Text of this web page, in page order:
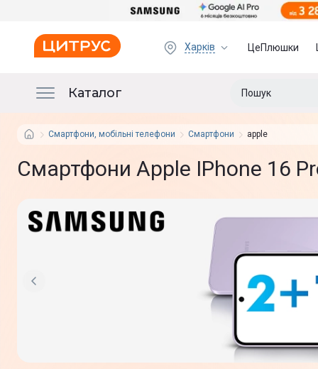
Харків ЦеПлюшки
Каталог
Смартфони, мобільні телефони Смартфони apple
Смартфони Apple IPhone 16